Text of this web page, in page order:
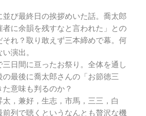
び最終日の挨拶めいた話。喬太郎
者に余韻を残すなと言われた」との
それ？取り敢えず三本締めで幕。何
演出。
日間に亘ったお祭り。全体を通し
の最後に喬太郎さんの「お節徳三
た意味も判るのか？
，兼好，生志，市馬，三三，白
前列で聴くというなんとも贅沢な機